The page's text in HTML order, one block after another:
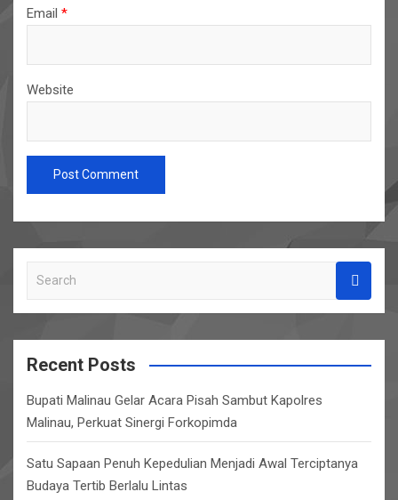
Email *
Website
a
r
cRecent Posts
Bupati Malinau Gelar Acara Pisah Sambut Kapolres
Malinau, Perkuat Sinergi Forkopimda
Satu Sapaan Penuh Kepedulian Menjadi Awal Terciptanya
Budaya Tertib Berlalu Lintas